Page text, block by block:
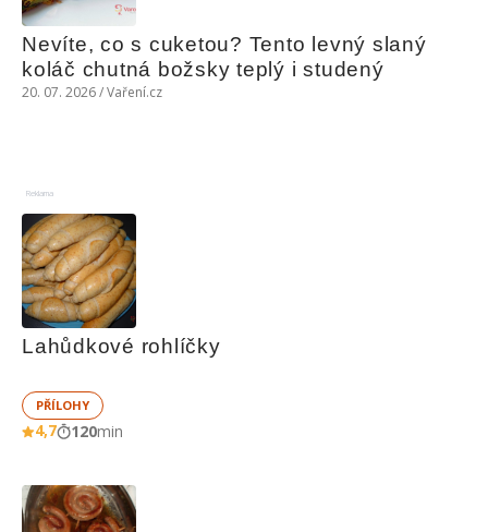
Nevíte, co s cuketou? Tento levný slaný
koláč chutná božsky teplý i studený
20. 07. 2026 / Vaření.cz
Reklama
Lahůdkové rohlíčky
PŘÍLOHY
4,7 120min